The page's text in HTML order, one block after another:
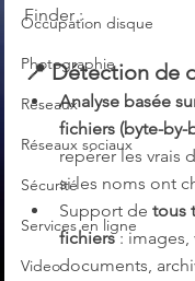
Occupation disque
Photographie
Réseaux
Réseaux sociaux
Sécurité
Services en ligne
Video
Finder :
📍 Détection de
Analyse basée
fichiers (byte-by-
repérer les vrais
si les noms ont
Support de tous
fichiers : images,
documents,